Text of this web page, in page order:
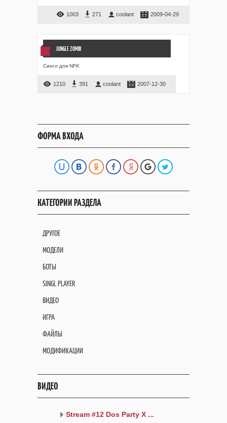
1003 271 coolant 2009-04-29
JUNGLE ZOMBI
Сингл для NFK
1210 391 coolant 2007-12-30
ФОРМА ВХОДА
КАТЕГОРИИ РАЗДЕЛА
ДРУГОЕ
МОДЕЛИ
БОТЫ
SINGL PLAYER
ВИДЕО
ИГРА
ФАЙЛЫ
МОДИФИКАЦИИ
ВИДЕО
Stream #12 Dos Party X ...